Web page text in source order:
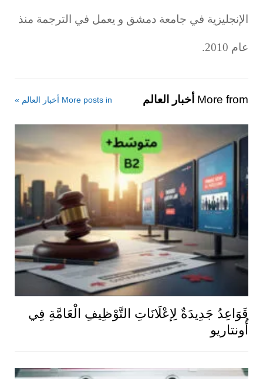
الإنجليزية في جامعة دمشق و يعمل في الترجمة منذ
عام 2010.
More from أخبار العالم More posts in أخبار العالم »
قَوَاعِدُ جَدِيدَةٌ لِإعْلَانَاتِ التَّوْظِيفِ الْعَامَّةِ فِي
أُونتاريو